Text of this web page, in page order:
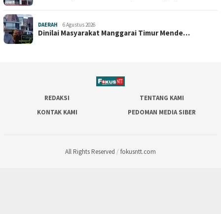
DAERAH 6 Agustus 2026
Dinilai Masyarakat Manggarai Timur Mende…
REDAKSI
TENTANG KAMI
KONTAK KAMI
PEDOMAN MEDIA SIBER
All Rights Reserved / fokusntt.com